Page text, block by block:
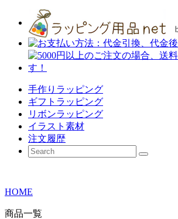
手作りラッピング
ギフトラッピング
リボンラッピング
イラスト素材
注文履歴
HOME
商品一覧